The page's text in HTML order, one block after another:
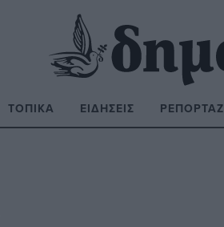
ΤΟΠΙΚΆ ΕΙΔΉΣΕΙΣ ΡΕΠΟΡΤΆΖ